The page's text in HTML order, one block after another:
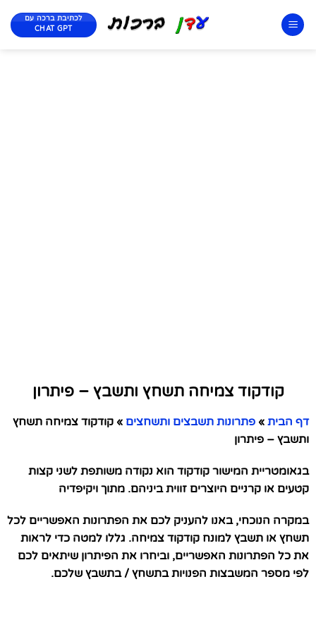
לכתיבת ברכה עם
CHAT GPT
קודקוד צמיחה תשחץ ותשבץ – פיתרון
דף הבית » פתרונות תשבצים ותשחצים » קודקוד צמיחה תשחץ
ותשבץ – פיתרון
בגאומטריית המישור קודקוד הוא נקודה משותפת לשני קצות
קטעים או קרניים היוצרים זווית ביניהם. מתוך ויקיפדיה
במקרה הנוכחי, באנו להעניק לכם את הפתרונות האפשריים לכל
תשחץ או תשבץ למונח קודקוד צמיחה. גללו למטה כדי לראות
את כל הפתרונות האפשריים, וביחרו את הפיתרון שיתאים לכם
לפי מספר המשבצות הפנויות בתשחץ / בתשבץ שלכם.